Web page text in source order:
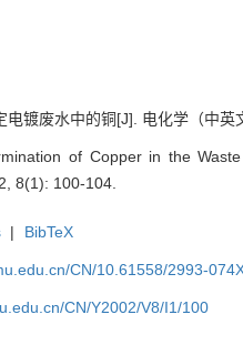
镀废水中的铜[J]. 电化学（中英
of Copper in the
8(1): 100-104.
| BibTeX
CN/10.61558/2993-
CN/Y2002/V8/I1/100